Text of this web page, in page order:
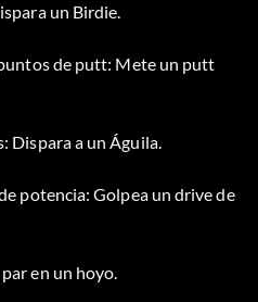
un Birdie.
de putt: Mete un putt
Dispara a un Águila.
potencia: Golpea un drive de
en un hoyo.